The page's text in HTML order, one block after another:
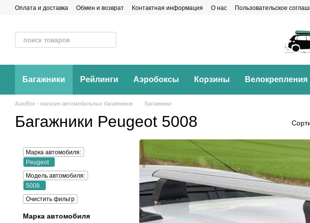
Перейти к основному контенту
Оплата и доставка Обмен и возврат Контактная информация О нас Пользовательское
Багажники Рейлинги Аэробоксы Корзины Велокрепления
AutoBox - магазин автомобильных багажников Багажники
Багажники Peugeot 5008
Марка автомобиля:
Peugeot
Модель автомобиля:
5008
Очистить фильтр
Марка автомобиля